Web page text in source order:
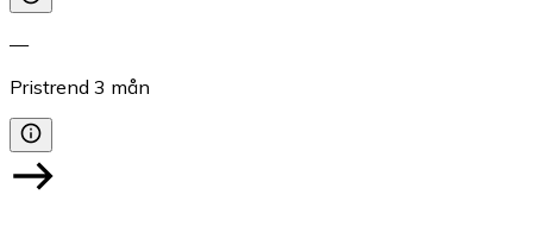
—
Pristrend 3 mån